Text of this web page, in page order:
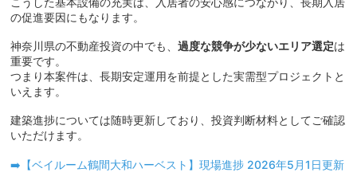
の促進要因にもなります。
神奈川県の不動産投資の中でも、過度な競争が少ないエリア選定は
重要です。
つまり本案件は、長期安定運用を前提とした実需型プロジェクトと
いえます。
建築進捗については随時更新しており、投資判断材料としてご確認
いただけます。
➡️【ベイルーム鶴間大和ハーベスト】現場進捗 2026年5月1日更新